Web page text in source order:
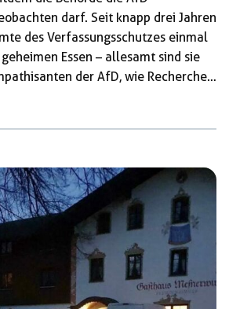
darf. Seit knapp drei Jahren
des Verfassungsschutzes einmal
Essen – allesamt sind sie
der AfD, wie Recherchen
Parteigremien zugespielt worden
des
verhielten sich bisher
den Pressevertreter:innen: